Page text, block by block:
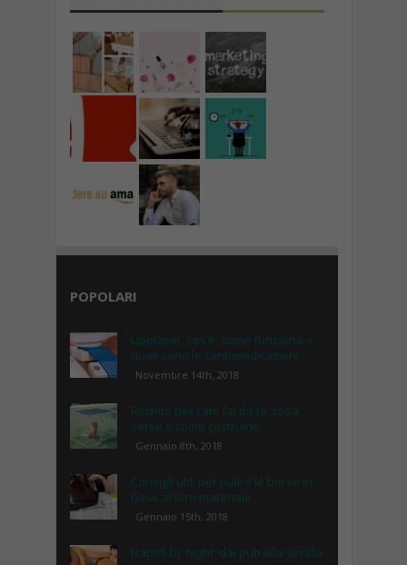
POPOLARI
Lipolaser, cos’è, come funziona e
quali sono le controindicazioni
Novembre 14th, 2018
Recinto per cani fai da te, cosa
serve e come costruirlo
Gennaio 8th, 2018
Consigli utili per pulire le borse in
base al loro materiale
Gennaio 15th, 2018
Napoli by Night: dai pub alla serata